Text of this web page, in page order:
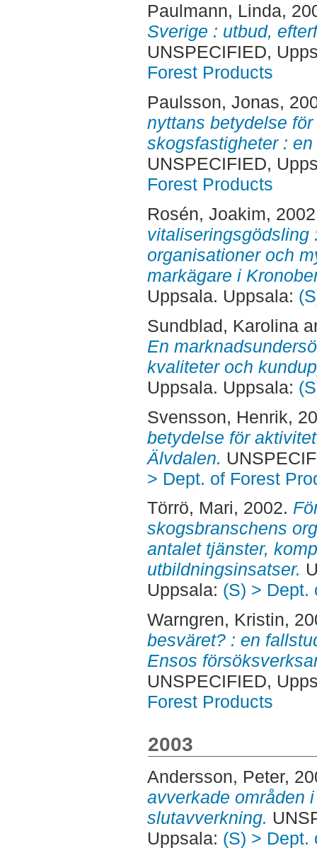
Paulmann, Linda,
Sverige : utbud,
UNSPECIFIED,
Forest Products
Paulsson, Jonas,
nyttans betydelse
skogsfastigheter :
UNSPECIFIED,
Forest Products
Rosén, Joakim,
vitaliseringsgödsling
organisationer och
markägare i
Uppsala. Uppsala:
Sundblad, Karolina
En
kvaliteter och
Uppsala. Uppsala:
Svensson, Henrik,
betydelse för
Älvdalen.
> Dept. of Forest
Törrö, Mari, 2002.
skogsbranschens
antalet tjänster,
utbildningsinsatser.
Uppsala: (S) > Dept.
Warngren, Kristin,
besväret? : en
Ensos
UNSPECIFIED,
Forest Products
2003
Andersson, Peter,
avverkade områden
slutavverkning.
Uppsala: (S) > Dept.